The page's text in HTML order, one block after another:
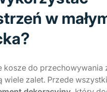
w
kosze do przechowywania
wiele zalet. Przede